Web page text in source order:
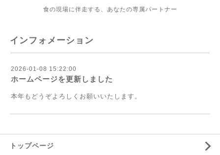
食の現場に伴走する、あなたの専属パートナー
インフォメーション
2026-01-08 15:22:00
ホームページを更新しました
本年もどうぞよろしくお願いいたします。
トップページ